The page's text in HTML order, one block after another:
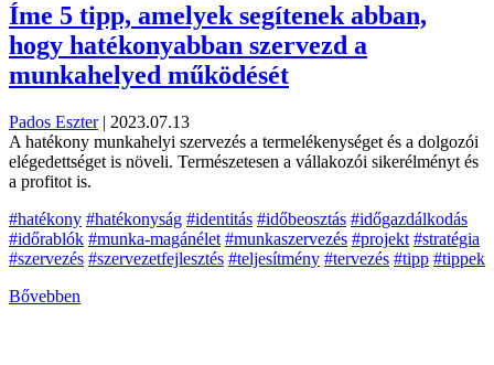
Íme 5 tipp, amelyek segítenek abban,
hogy hatékonyabban szervezd a
munkahelyed működését
Pados Eszter| 2023.07.13
A hatékony munkahelyi szervezés a termelékenységet és a dolgozói
elégedettséget is növeli. Természetesen a vállakozói sikerélményt és
a profitot is.
#hatékony #hatékonyság #identitás #időbeosztás #időgazdálkodás
#időrablók #munka-magánélet #munkaszervezés #projekt #stratégia
#szervezés #szervezetfejlesztés #teljesítmény #tervezés #tipp #tippek
Bővebben